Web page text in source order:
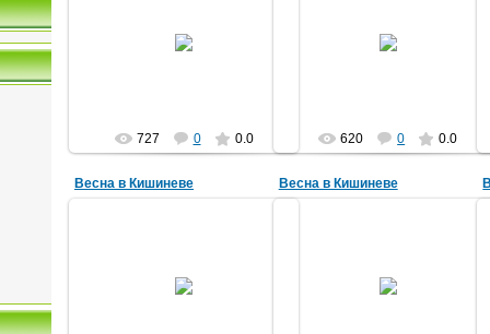
Кишинев2015
727 0 0.0
Кишинев2015
620 0 0.0
Весна в Кишиневе
Кишинев2015
Весна в Кишиневе
Кишинев2015